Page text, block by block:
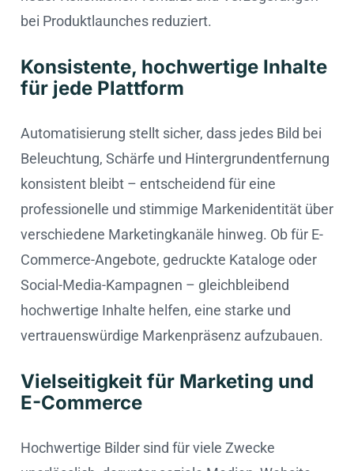
bei Produktlaunches reduziert.
Konsistente, hochwertige Inhalte
für jede Plattform
Automatisierung stellt sicher, dass jedes Bild bei
Beleuchtung, Schärfe und Hintergrundentfernung
konsistent bleibt – entscheidend für eine
professionelle und stimmige Markenidentität über
verschiedene Marketingkanäle hinweg. Ob für E-
Commerce-Angebote, gedruckte Kataloge oder
Social-Media-Kampagnen – gleichbleibend
hochwertige Inhalte helfen, eine starke und
vertrauenswürdige Markenpräsenz aufzubauen.
Vielseitigkeit für Marketing und
E-Commerce
Hochwertige Bilder sind für viele Zwecke